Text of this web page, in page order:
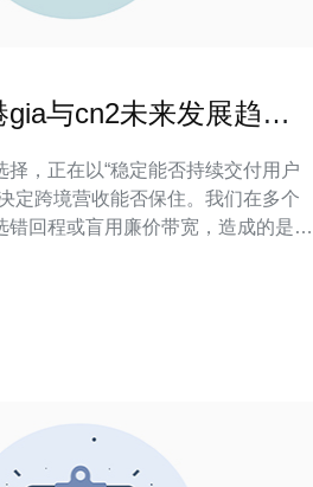
与cn2未来发展趋势
择，正在以“稳定能否持续交付用户
定跨境营收能否保住。我们在多个
错回程或盲用廉价带宽，造成的是用
你判断何时选用香港GIA、何时必